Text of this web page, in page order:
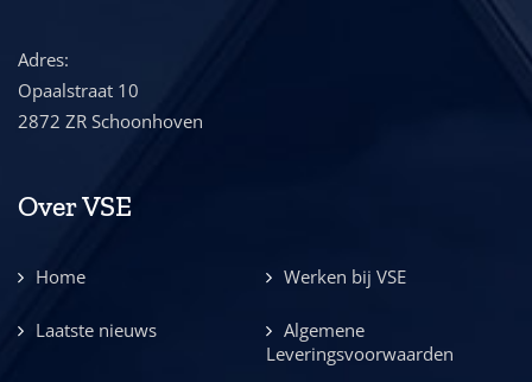
Adres:
Opaalstraat 10
2872 ZR Schoonhoven
Over VSE
Home Werken bij VSE
Laatste nieuws
Algemene
Leveringsvoorwaarden